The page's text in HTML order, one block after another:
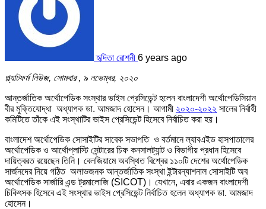
হৃদিতা রোশনী 6 years ago
প্ল্যাটফর্ম নিউজ, সোমবার , ৯ নভেম্বর, ২০২০
আন্তর্জাতিক অর্থোপেডিক সংস্থার ভাইস প্রেসিডেন্ট হলেন বাংলাদেশী অর্থোপেডিসিয়ান
বীর মুক্তিযোদ্ধা অধ্যাপক ডা. আমজাদ হোসেন। আগামী ২০২০-২০২২ সালের নির্বাহী
কমিটিতে তাঁকে এই সংস্থাটির ভাইস প্রেসিডেন্ট হিসেবে নির্বাচিত করা হয়।
বাংলাদেশ অর্থোপেডিক সোসাইটির সাবেক সভাপতি ও বর্তমানে ল্যাবএইড হাসপাতালের
অর্থোপেডিক ও আর্থোপ্লাস্টি সেন্টারের চিফ কনসালট্যান্ট ও বিভাগীয় প্রধান হিসেবে
দায়িত্বরত রয়েছেন তিনি। বেলজিয়ামে অবস্থিত বিশ্বের ১১০টি দেশের অর্থোপেডিক
সার্জনদের নিয়ে গঠিত অলাভজনক আন্তর্জাতিক সংস্থা ইন্টারন্যাশনাল সোসাইটি অব
অর্থোপেডিক সার্জারি এন্ড ট্রমালোজি (SICOT)। যেখানে, এবার একজন বাংলাদেশী
চিকিৎসক হিসেবে এই সংস্থার ভাইস প্রেসিডেন্ট নির্বাচিত হলেন অধ্যাপক ডা. আমজাদ
হোসেন।